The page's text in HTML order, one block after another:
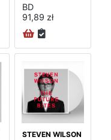
BD
91,89 zł
STEVEN WILSON